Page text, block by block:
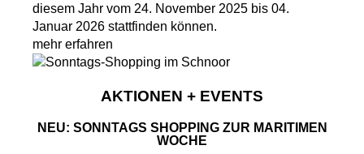
diesem Jahr vom 24. November 2025 bis 04.
Januar 2026 stattfinden können.
mehr erfahren
AKTIONEN + EVENTS
NEU: SONNTAGS SHOPPING ZUR MARITIMEN
WOCHE